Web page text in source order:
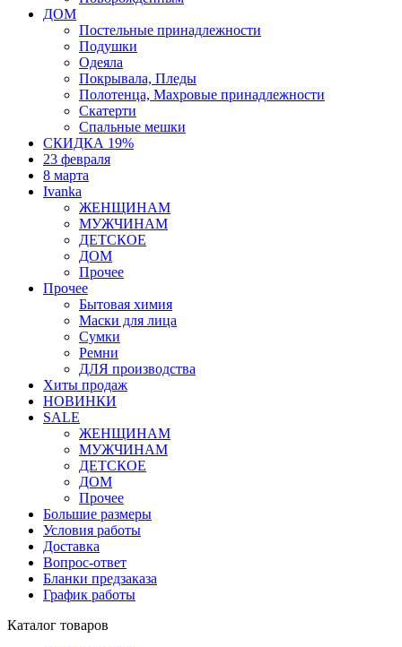
ДОМ
Постельные принадлежности
Подушки
Одеяла
Покрывала, Пледы
Полотенца, Махровые принадлежности
Скатерти
Спальные мешки
СКИДКА 19%
23 февраля
8 марта
Ivanka
ЖЕНЩИНАМ
МУЖЧИНАМ
ДЕТСКОЕ
ДОМ
Прочее
Прочее
Бытовая химия
Маски для лица
Сумки
Ремни
ДЛЯ производства
Хиты продаж
НОВИНКИ
SALE
ЖЕНЩИНАМ
МУЖЧИНАМ
ДЕТСКОЕ
ДОМ
Прочее
Большие размеры
Условия работы
Доставка
Вопрос-ответ
Бланки предзаказа
График работы
Каталог товаров